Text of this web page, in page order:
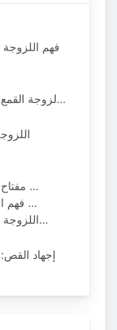
لزوجة القمع: نهج عملي بسيط لق…
فهم عامل K: مفتاح للتنقيب عن …
فهم اللزوجة ومكون قانونها في …
اللزوجة البلاستيكية: فهم مقاو…